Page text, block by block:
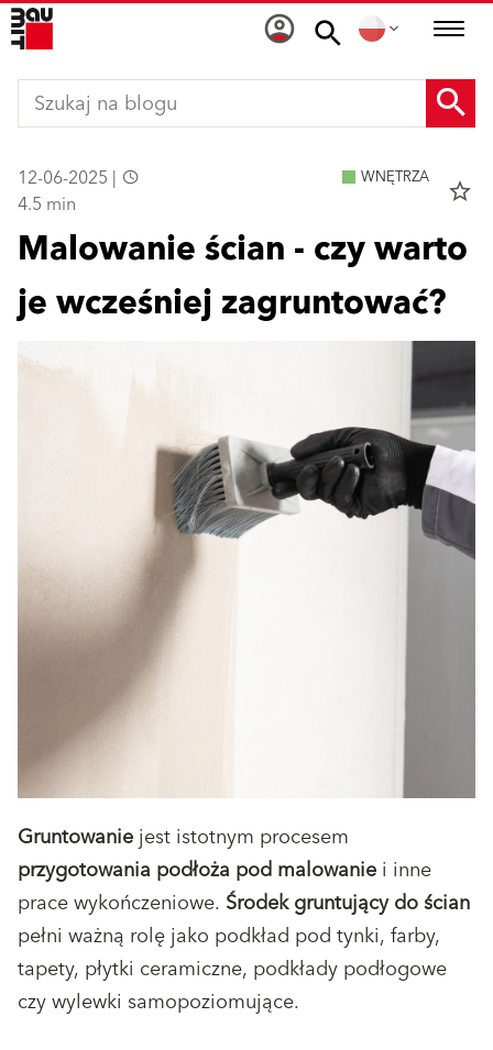
12-06-2025 |
4.5 min
WNĘTRZA
star_border
Malowanie ścian - czy warto
je wcześniej zagruntować?
Gruntowaniejest istotnym procesem
przygotowania podłoża pod malowaniei inne
prace wykończeniowe. Środek gruntujący do ścian
pełni ważną rolę jako podkład pod tynki, farby,
tapety, płytki ceramiczne, podkłady podłogowe
czy wylewki samopoziomujące.